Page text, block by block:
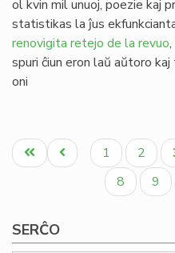
ol kvin mil unuoj, poezie kaj
statistikas la ĵus
renovigita retejo de la revuo
spuri ĉiun eron laŭ aŭtoro
oni
Pagination
Unua
paĝo
Antaŭa
paĝo
Paĝo
1 Paĝo
2
Paĝo
8 9
SERĈO